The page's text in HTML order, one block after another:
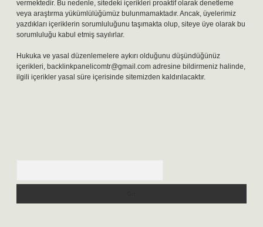
vermektedir. Bu nedenle, sitedeki içerikleri proaktif olarak denetleme
veya araştırma yükümlülüğümüz bulunmamaktadır. Ancak, üyelerimiz
yazdıkları içeriklerin sorumluluğunu taşımakta olup, siteye üye olarak bu
sorumluluğu kabul etmiş sayılırlar.
Hukuka ve yasal düzenlemelere aykırı olduğunu düşündüğünüz
içerikleri, backlinkpanelicomtr@gmail.com adresine bildirmeniz halinde,
ilgili içerikler yasal süre içerisinde sitemizden kaldırılacaktır.